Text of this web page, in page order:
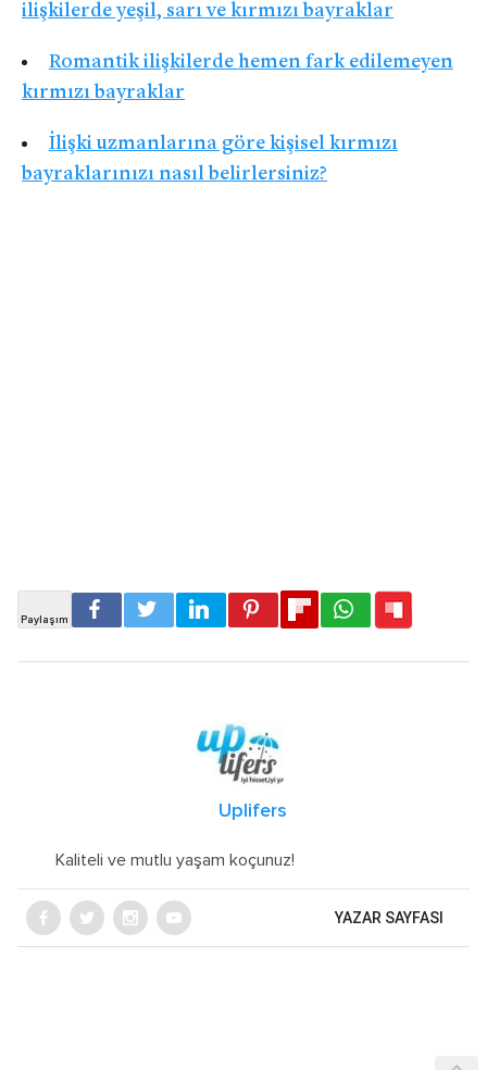
ilişkilerde yeşil, sarı ve kırmızı bayraklar
Romantik ilişkilerde hemen fark edilemeyen
kırmızı bayraklar
İlişki uzmanlarına göre kişisel kırmızı
bayraklarınızı nasıl belirlersiniz?
Uplifers
Kaliteli ve mutlu yaşam koçunuz!
YAZAR SAYFASI